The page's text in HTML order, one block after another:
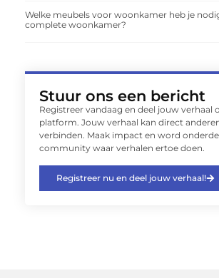
Welke meubels voor woonkamer heb je
complete woonkamer?
Stuur ons een bericht
Registreer vandaag en deel jouw verhaal
platform. Jouw verhaal kan direct
verbinden. Maak impact en word
community waar verhalen ertoe doen.
Registreer nu en deel jouw verhaal!